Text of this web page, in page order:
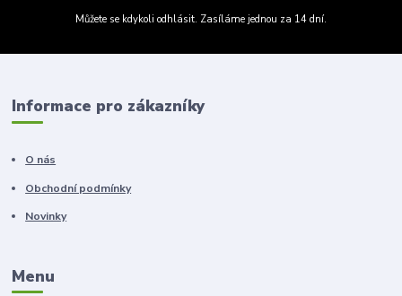
Můžete se kdykoli odhlásit. Zasíláme jednou za 14 dní.
Informace pro zákazníky
O nás
Obchodní podmínky
Novinky
Menu